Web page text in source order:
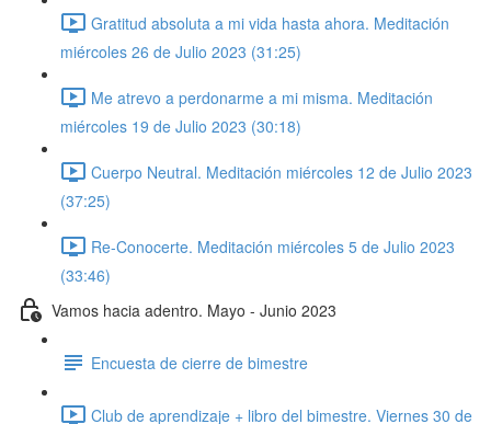
Gratitud absoluta a mi vida hasta ahora. Meditación
miércoles 26 de Julio 2023 (31:25)
Me atrevo a perdonarme a mi misma. Meditación
miércoles 19 de Julio 2023 (30:18)
Cuerpo Neutral. Meditación miércoles 12 de Julio 2023
(37:25)
Re-Conocerte. Meditación miércoles 5 de Julio 2023
(33:46)
Vamos hacia adentro. Mayo - Junio 2023
Encuesta de cierre de bimestre
Club de aprendizaje + libro del bimestre. Viernes 30 de